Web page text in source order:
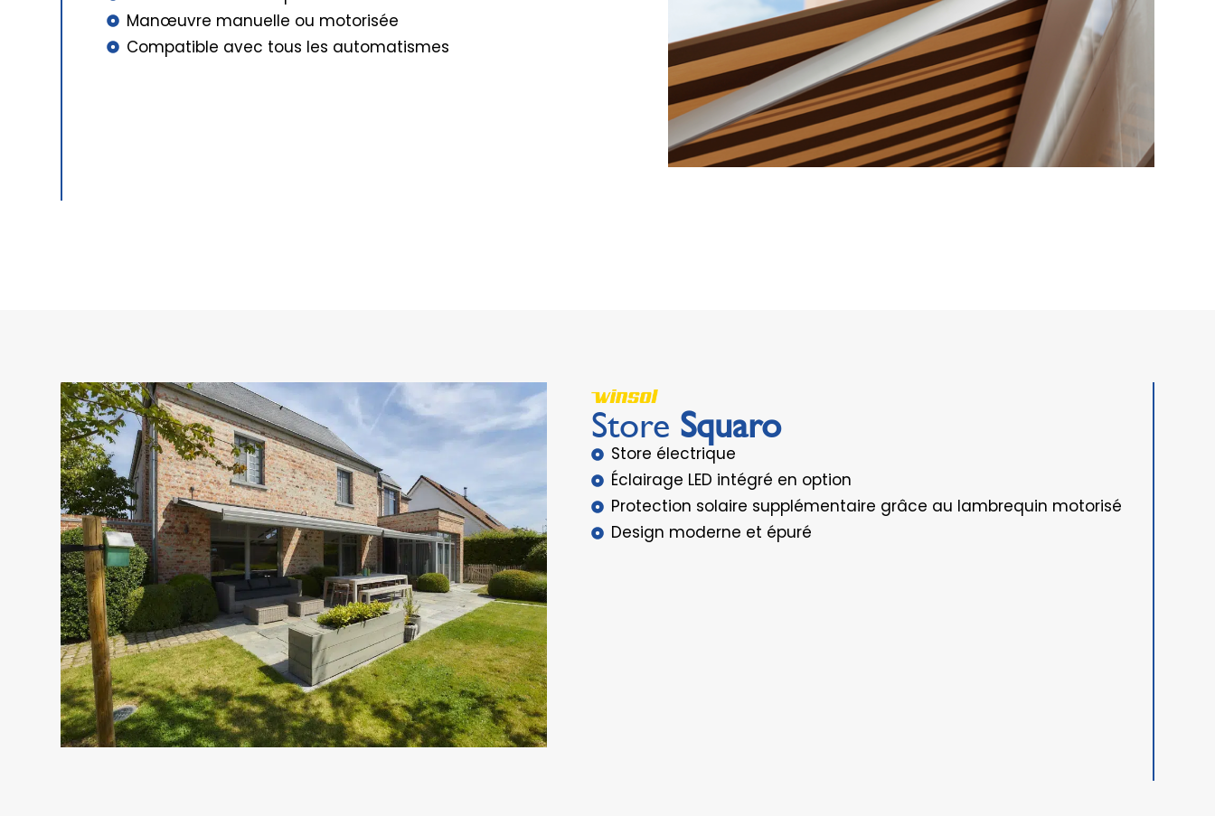
Manœuvre manuelle ou motorisée
Compatible avec tous les automatismes
Store Squaro
Store électrique
Éclairage LED intégré en option
Protection solaire supplémentaire grâce au lambrequin motorisé
Design moderne et épuré